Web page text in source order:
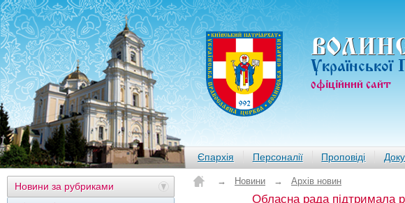
офiцiйний сайт
Єпархія Персоналії Проповіді
Новини за рубриками → Новини → Архів новин
Обласна рада підтримала